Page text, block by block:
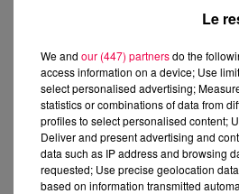
Le
We and our (447) partnersdo the
access information on a device; Use
select personalised advertising;
statistics or combinations of data from
profiles to select personalised content;
Deliver and present advertising and
data such as IP address and browsing
requested; Use precise geolocation
based on information transmitted